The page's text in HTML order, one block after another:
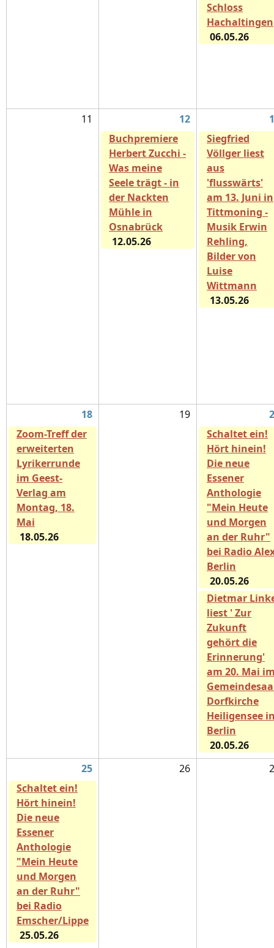
Schloss
Hachaltingen
06.05.26
11 12
Buchpremiere
Herbert Zucchi -
Was meine
Seele trägt - in
der Nackten
Mühle in
Osnabrück
12.05.26
Siegfried
Völlger liest
aus
'flusswärts'
am 13. Juni in
Tittmoning -
Musik Erwin
Rehling,
Bilder von
Luise
Wittmann
13.05.26
18 19
Zoom-Treff der
erweiterten
Lyrikerrunde
im Geest-
Verlag am
Montag, 18.
Mai
18.05.26
Schaltet ein!
Hört hinein!
Die neue
Essener
Anthologie
"Mein Heute
und Morgen
an der Ruhr"
bei Radio
Berlin
20.05.26
Dietmar
liest ' Zur
Zukunft
gehört die
Erinnerung'
am 20. Mai
Dorfkirche
Heiligensee
Berlin
20.05.26
25
26
Schaltet ein!
Hört hinein!
Die neue
Essener
Anthologie
"Mein Heute
und Morgen
an der Ruhr"
bei Radio
Emscher/Lippe
25.05.26